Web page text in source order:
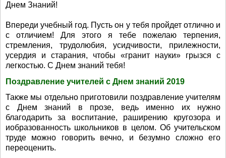
Днем Знаний!
Впереди учебный год. Пусть он у тебя пройдет отлично и
с отличием! Для этого я тебе пожелаю терпения,
стремления, трудолюбия, усидчивости, прилежности,
усердия и старания, чтобы «гранит науки» грызся с
легкостью. С Днем знаний тебя!
Поздравление учителей с Днем знаний 2019
Также мы отдельно приготовили поздравление учителям
с Днем знаний в прозе, ведь именно их нужно
благодарить за воспитание, раширению кругозора и
иобразованность школьников в целом. Об учительском
труде можно говорить вечно, и безумно сложно его
переоценить.